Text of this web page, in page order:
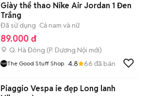
Giày thể thao Nike Air Jordan 1 Đen
Trắng
Đã sử dụng Cả nam và nữ
89.000 đ
Q. Hà Đông (P. Dương Nội mới)
The Good Stuff Shop 4.8 66 đã bán
Piaggio Vespa ie đẹp Long lanh